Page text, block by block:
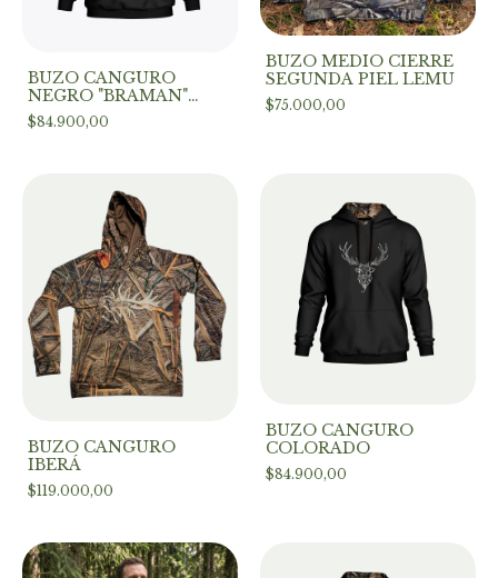
BUZO CANGURO
NEGRO "BRAMAN"
(BORDADO CON
APLIQUE)
$84.900,00
BUZO MEDIO CIERRE
SEGUNDA PIEL LEMU
$75.000,00
BUZO CANGURO
IBERÁ
$119.000,00
BUZO CANGURO
COLORADO
$84.900,00